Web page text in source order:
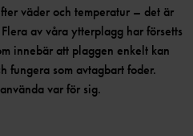
väder och temperatur – det är
av våra ytterplagg har försetts
innebär att plaggen enkelt kan
fungera som avtagbart foder.
var för sig.